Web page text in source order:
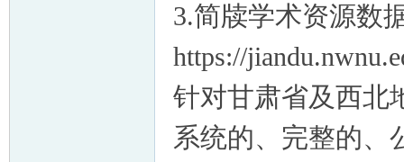
3.简牍学术资源数
https://
针对甘肃省及西北
系统的、完整的、